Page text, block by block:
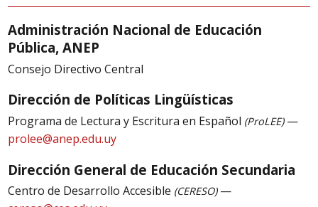
Administración Nacional de Educación
Pública, ANEP
Consejo Directivo Central
Dirección de Políticas Lingüísticas
Programa de Lectura y Escritura en Español (ProLEE)—
prolee@anep.edu.uy
Dirección General de Educación Secundaria
Centro de Desarrollo Accesible (CERESO)—